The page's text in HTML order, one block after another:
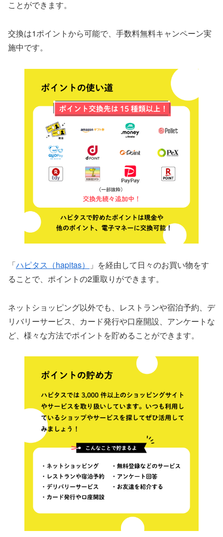
ことができます。
交換は1ポイントから可能で、手数料無料キャンペーン実
施中です。
「ハピタス（hapitas）
」を経由して日々のお買い物をす
ることで、ポイントの2重取りができます。
ネットショッピング以外でも、レストランや宿泊予約、デ
リバリーサービス、カード発行や口座開設、アンケートな
ど、様々な方法でポイントを貯めることができます。